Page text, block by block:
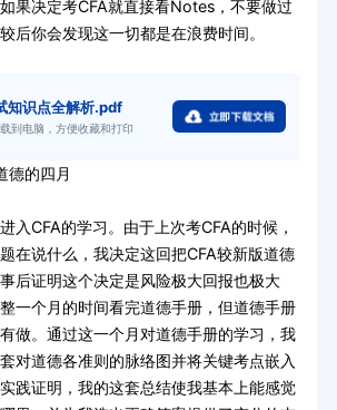
果决定考CFA就直接看Notes，不要做过
后你会发现这一切都是在浪费时间。
知识点全解析.pdf
到电脑，方便收藏和打印
的四月
CFA的学习。由于上次考CFA的时候，
在说什么，我决定这回把CFA较新版道德
后证明这个决定是风险极大回报也极大
一个月的时间看完道德手册，但道德手册
做。通过这一个月对道德手册的学习，我
对道德各准则的脉络图并将关键考点嵌入
践证明，我的这套总结使我基本上能感觉